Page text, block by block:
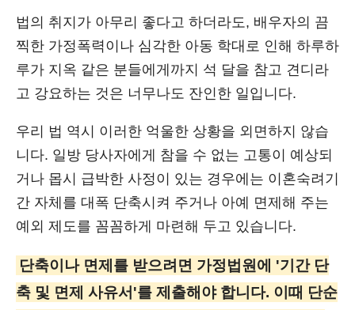
법의 취지가 아무리 좋다고 하더라도, 배우자의 끔
찍한 가정폭력이나 심각한 아동 학대로 인해 하루하
루가 지옥 같은 분들에게까지 석 달을 참고 견디라
고 강요하는 것은 너무나도 잔인한 일입니다.
우리 법 역시 이러한 억울한 상황을 외면하지 않습
니다. 일방 당사자에게 참을 수 없는 고통이 예상되
거나 몹시 급박한 사정이 있는 경우에는 이혼숙려기
간 자체를 대폭 단축시켜 주거나 아예 면제해 주는
예외 제도를 꼼꼼하게 마련해 두고 있습니다.
단축이나 면제를 받으려면 가정법원에 '기간 단
축 및 면제 사유서'를 제출해야 합니다. 이때 단순